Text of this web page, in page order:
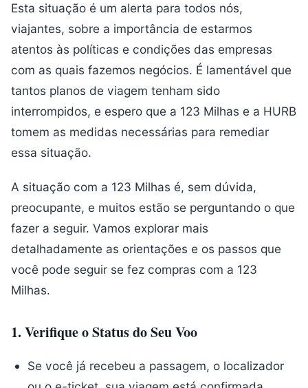
Esta situação é um alerta para todos nós,
viajantes, sobre a importância de estarmos
atentos às políticas e condições das empresas
com as quais fazemos negócios. É lamentável que
tantos planos de viagem tenham sido
interrompidos, e espero que a 123 Milhas e a HURB
tomem as medidas necessárias para remediar
essa situação.
A situação com a 123 Milhas é, sem dúvida,
preocupante, e muitos estão se perguntando o que
fazer a seguir. Vamos explorar mais
detalhadamente as orientações e os passos que
você pode seguir se fez compras com a 123
Milhas.
1. Verifique o Status do Seu Voo
Se você já recebeu a passagem, o localizador